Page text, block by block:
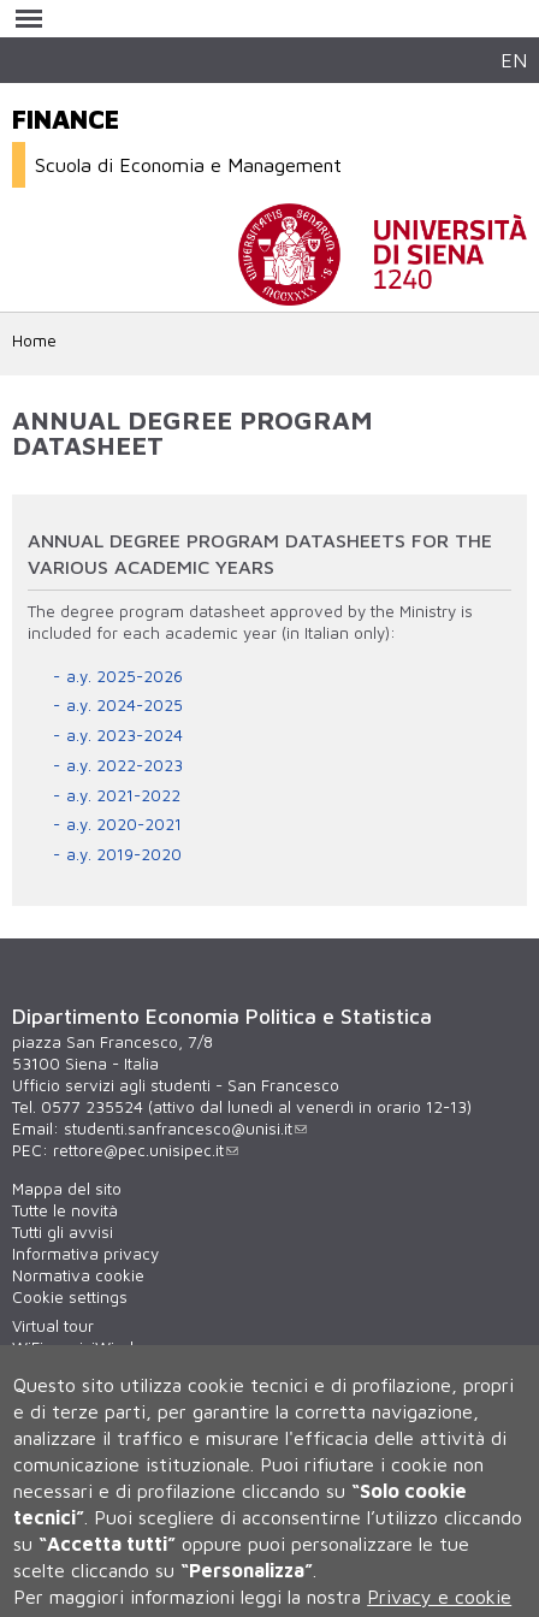
contenuto
EN
FINANCE
Scuola di Economia e Management
Home
ANNUAL DEGREE PROGRAM
DATASHEET
ANNUAL DEGREE PROGRAM DATASHEETS FOR THE
VARIOUS ACADEMIC YEARS
The degree program datasheet approved by the Ministry is
included for each academic year (in Italian only):
a.y. 2025-2026
a.y. 2024-2025
a.y. 2023-2024
a.y. 2022-2023
a.y. 2021-2022
a.y. 2020-2021
a.y. 2019-2020
Dipartimento Economia Politica e Statistica
piazza San Francesco, 7/8
53100 Siena - Italia
Ufficio servizi agli studenti - San Francesco
Tel. 0577 235524 (attivo dal lunedì al venerdì in orario 12-13)
Email: studenti.sanfrancesco@unisi.it
PEC: rettore@pec.unisipec.it
Mappa del sito
Tutte le novità
Tutti gli avvisi
Informativa privacy
Normativa cookie
Cookie settings
Virtual tour
WiFi - unisiWireless
Università degli Studi di Siena
Rettorato, via Banchi di Sotto 55, 53100 Siena ITALIA
P.IVA 00273530527 | C.F. 80002070524 | Caselle Pec: Posta
Questo sito utilizza cookie tecnici e di profilazione, propri
e di terze parti, per garantire la corretta navigazione,
analizzare il traffico e misurare l'efficacia delle attività di
comunicazione istituzionale. Puoi rifiutare i cookie non
necessari e di profilazione cliccando su “Solo cookie
tecnici” Puoi scegliere di acconsentirne l’utilizzo cliccando
su “Accetta tutti” oppure puoi personalizzare le tue
scelte cliccando su “Personalizza”
Per maggiori informazioni leggi la nostra Privacy e cookie